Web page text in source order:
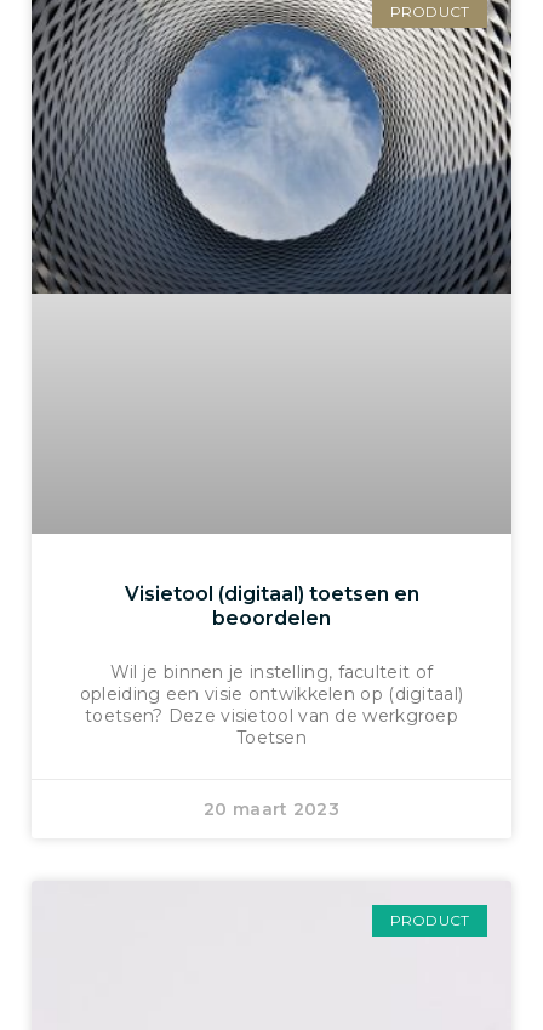
PRODUCT
Visietool (digitaal) toetsen en
beoordelen
Wil je binnen je instelling, faculteit of
opleiding een visie ontwikkelen op (digitaal)
toetsen? Deze visietool van de werkgroep
Toetsen
20 maart 2023
PRODUCT